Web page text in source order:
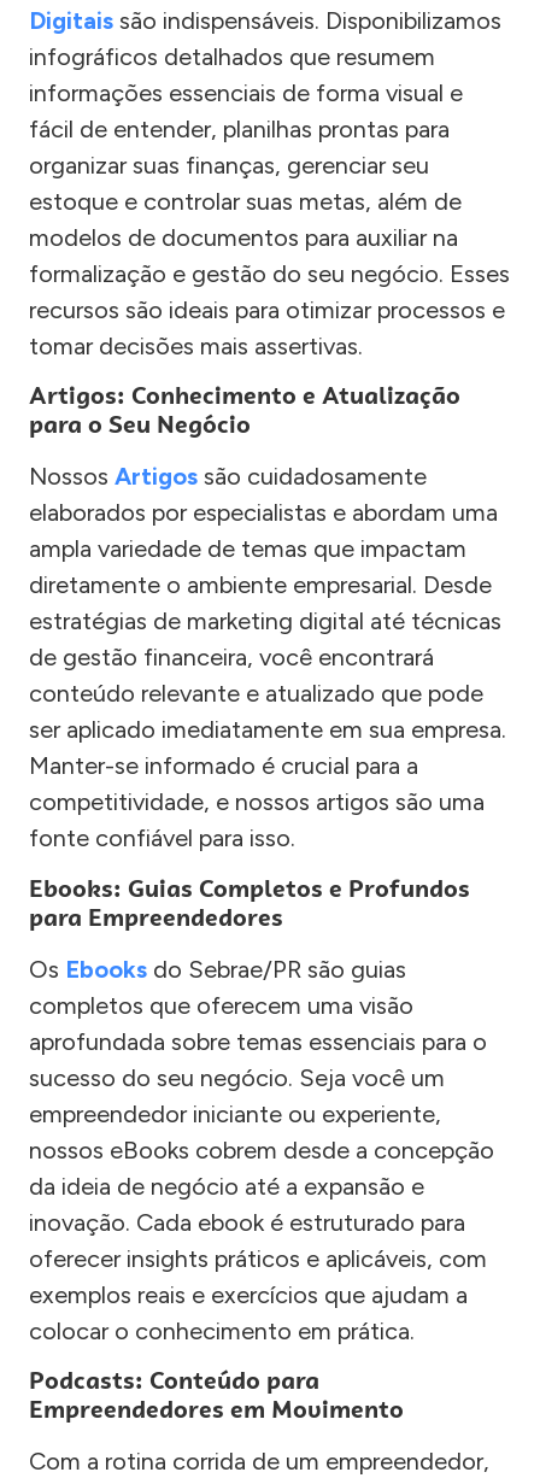
Digitais são indispensáveis. Disponibilizamos
infográficos detalhados que resumem
informações essenciais de forma visual e
fácil de entender, planilhas prontas para
organizar suas finanças, gerenciar seu
estoque e controlar suas metas, além de
modelos de documentos para auxiliar na
formalização e gestão do seu negócio. Esses
recursos são ideais para otimizar processos e
tomar decisões mais assertivas.
Artigos: Conhecimento e Atualização
para o Seu Negócio
Nossos Artigos são cuidadosamente
elaborados por especialistas e abordam uma
ampla variedade de temas que impactam
diretamente o ambiente empresarial. Desde
estratégias de marketing digital até técnicas
de gestão financeira, você encontrará
conteúdo relevante e atualizado que pode
ser aplicado imediatamente em sua empresa.
Manter-se informado é crucial para a
competitividade, e nossos artigos são uma
fonte confiável para isso.
Ebooks: Guias Completos e Profundos
para Empreendedores
Os Ebooks do Sebrae/PR são guias
completos que oferecem uma visão
aprofundada sobre temas essenciais para o
sucesso do seu negócio. Seja você um
empreendedor iniciante ou experiente,
nossos eBooks cobrem desde a concepção
da ideia de negócio até a expansão e
inovação. Cada ebook é estruturado para
oferecer insights práticos e aplicáveis, com
exemplos reais e exercícios que ajudam a
colocar o conhecimento em prática.
Podcasts: Conteúdo para
Empreendedores em Movimento
Com a rotina corrida de um empreendedor,